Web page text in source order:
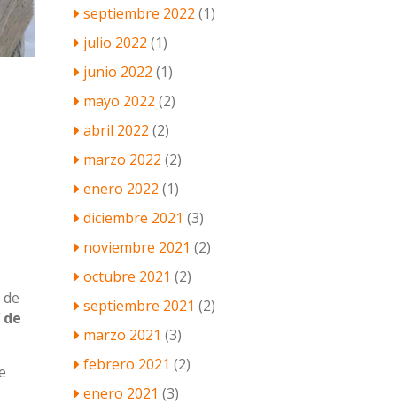
septiembre 2022 (1)
julio 2022 (1)
junio 2022 (1)
mayo 2022 (2)
abril 2022 (2)
marzo 2022 (2)
enero 2022 (1)
diciembre 2021 (3)
noviembre 2021 (2)
octubre 2021 (2)
septiembre 2021 (2)
marzo 2021 (3)
febrero 2021 (2)
enero 2021 (3)